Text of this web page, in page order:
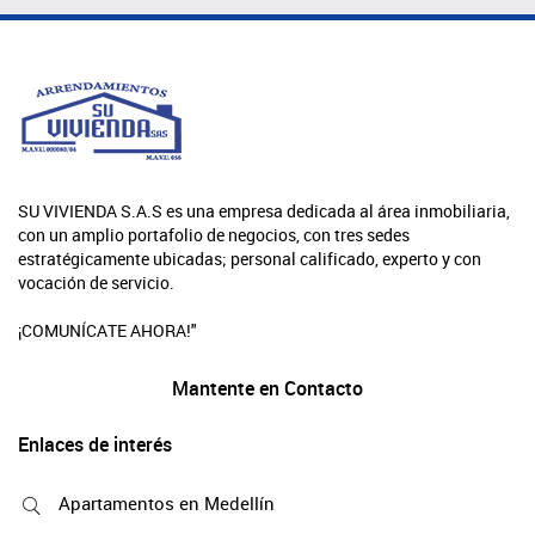
SU VIVIENDA S.A.S es una empresa dedicada al área inmobiliaria,
con un amplio portafolio de negocios, con tres sedes
estratégicamente ubicadas; personal calificado, experto y con
vocación de servicio.
¡COMUNÍCATE AHORA!"
Mantente en Contacto
Enlaces de interés
Apartamentos en Medellín